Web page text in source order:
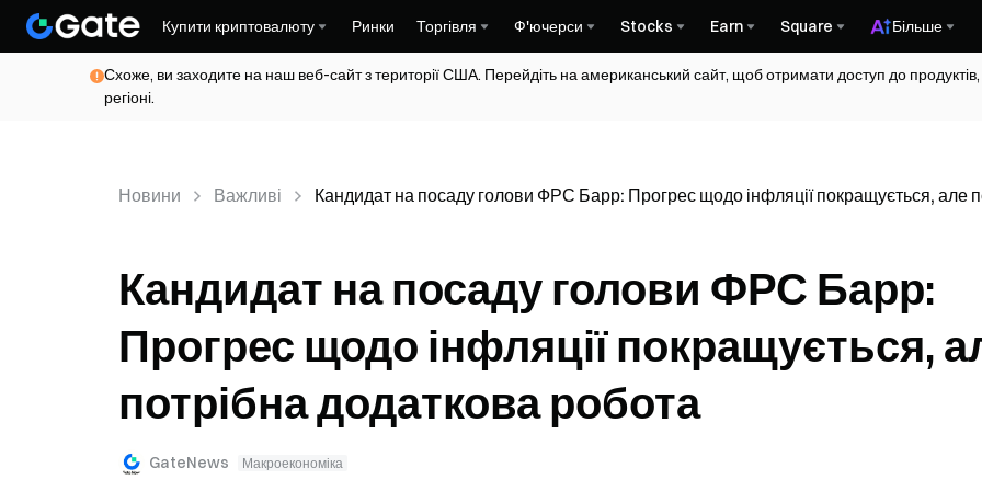
Купити криптовалюту Ринки Торгівля Ф'ючерси Stocks Earn Square Більше
Схоже, ви заходите на наш веб-сайт з території США. Перейдіть на американський сайт, щоб отримати доступ до
регіоні.
Новини Важливі Кандидат на посаду голови ФРС Барр: Прогрес щодо інфляції покращується, але
Кандидат на посаду голови ФРС Барр:
Прогрес щодо інфляції покращується,
потрібна додаткова робота
GateNews Макроекономіка